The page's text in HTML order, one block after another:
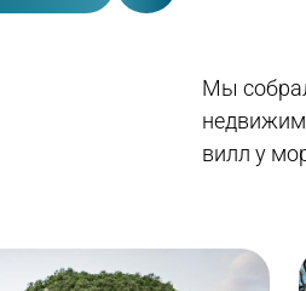
Мы
вилл у